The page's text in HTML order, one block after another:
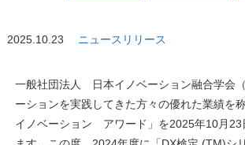
2025.10.23 ニュースリリース
一般社団法人 日本イノベーション融合学会
ーションを実践してきた方々の優れた業績を
イノベーション アワード」を2025年10月23